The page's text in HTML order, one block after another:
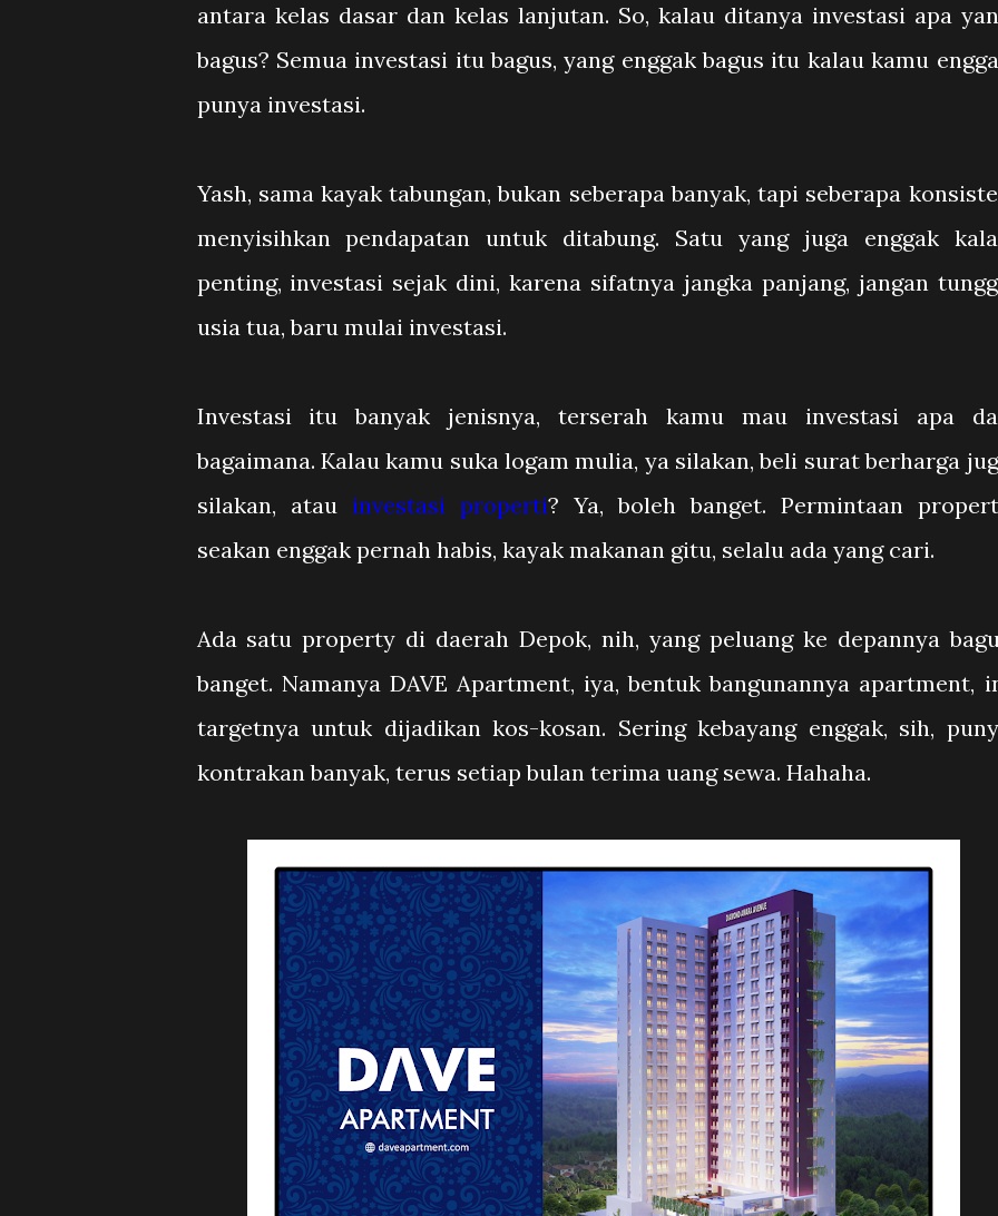
antara kelas dasar dan kelas lanjutan. So, kalau ditanya investasi apa
bagus? Semua investasi itu bagus, yang enggak bagus itu kalau kamu
punya investasi.
Yash, sama kayak tabungan, bukan seberapa banyak, tapi seberapa
menyisihkan pendapatan untuk ditabung. Satu yang juga enggak
penting, investasi sejak dini, karena sifatnya jangka panjang, jangan
usia tua, baru mulai investasi.
Investasi itu banyak jenisnya, terserah kamu mau investasi apa
bagaimana. Kalau kamu suka logam mulia, ya silakan, beli surat berharga
silakan, atau investasi properti? Ya, boleh banget. Permintaan
seakan enggak pernah habis, kayak makanan gitu, selalu ada yang cari.
Ada satu property di daerah Depok, nih, yang peluang ke depannya
banget. Namanya DAVE Apartment, iya, bentuk bangunannya apartment,
targetnya untuk dijadikan kos-kosan. Sering kebayang enggak, sih,
kontrakan banyak, terus setiap bulan terima uang sewa. Hahaha.